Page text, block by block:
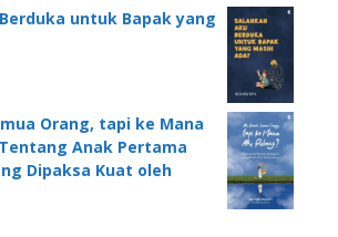
untuk Bapak yang
Orang, tapi ke Mana
Anak Pertama
Dipaksa Kuat oleh